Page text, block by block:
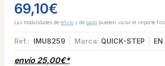
69,10€
Las modalidades de envío y de pago pueden variar el importe
Ref.: IMU8259 Marca: QUICK-STEP
envío 25,00€*